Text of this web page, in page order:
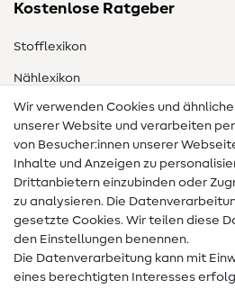
Kostenlose Ratgeber
Stofflexikon
Nählexikon
Nähanleitungen
Hilfe & Kontakt
Kontakt
Infos zum Betreiberwechsel
Widerrufsrecht
Wir verwenden Cookies und
unserer Website und verarbeiten
von Besucher:innen unserer
Inhalte und Anzeigen zu
Drittanbietern einzubinden oder
zu analysieren. Die
gesetzte Cookies. Wir teilen diese
den Einstellungen benennen.
Die Datenverarbeitung kann mit
eines berechtigten Interesses